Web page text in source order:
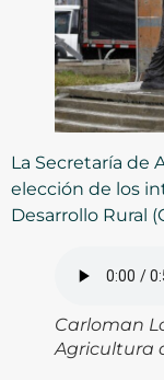
La Secretaría de
elección de los
Desarrollo Rural
Carloman
Agricultura